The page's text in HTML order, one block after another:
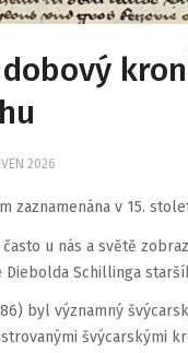
2026
zaznamenána v 15.
u nás a světě
Schillinga
byl významný
švýcarskými